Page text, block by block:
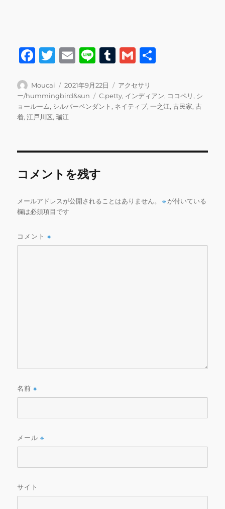
F
c
e
b
o
k
T
it
te
r
E
ai
l
Li
e
T
m
bl
G
ai
l
投
稿
者
Moucai
投
稿
日:
2021年9月22日
カ
テ
ゴ
アクセサリ
ー/hummingbird&sun
タ
グ
C.petty, インディアン, ココペリ, シ
ョールーム, シルバーペンダント, ネイティブ,一之江,古民家,古
着,江戸川区,瑞江
コメントを残す
メールアドレスが公開されることはありません。 ※ が付いている
欄は必須項目です
コメント※
名前※
メール※
サイト